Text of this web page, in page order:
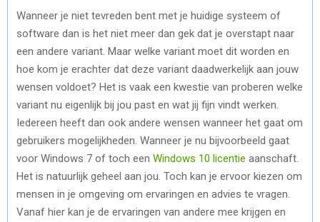
Wanneer je niet tevreden bent met je huidige systeem of
software dan is het niet meer dan gek dat je overstapt naar
een andere variant. Maar welke variant moet dit worden en
hoe kom je erachter dat deze variant daadwerkelijk aan jouw
wensen voldoet? Het is vaak een kwestie van proberen welke
variant nu eigenlijk bij jou past en wat jij fijn vindt werken.
Iedereen heeft dan ook andere wensen wanneer het gaat om
gebruikers mogelijkheden. Wanneer je nu bijvoorbeeld gaat
voor Windows 7 of toch een Windows 10 licentie aanschaft.
Het is natuurlijk geheel aan jou. Toch kan je ervoor kiezen om
mensen in je omgeving om ervaringen en advies te vragen.
Vanaf hier kan je de ervaringen van andere mee krijgen en